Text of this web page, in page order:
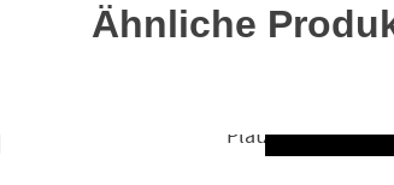
Ähnliche
Dieses Produkt weist mehrere Varianten auf. Die Optionen können auf der Produktseite gewählt werden